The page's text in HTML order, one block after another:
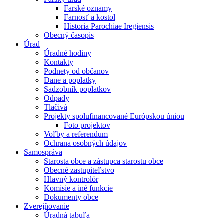
Farské oznamy
Farnosť a kostol
Historia Parochiae Iregiensis
Obecný časopis
Úrad
Úradné hodiny
Kontakty
Podnety od občanov
Dane a poplatky
Sadzobník poplatkov
Odpady
Tlačivá
Projekty spolufinancované Európskou úniou
Foto projektov
Voľby a referendum
Ochrana osobných údajov
Samospráva
Starosta obce a zástupca starostu obce
Obecné zastupiteľstvo
Hlavný kontrolór
Komisie a iné funkcie
Dokumenty obce
Zverejňovanie
Úradná tabuľa